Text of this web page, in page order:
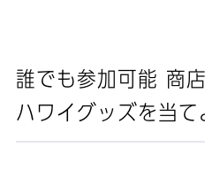
誰でも参加可能 商
ハワイグッズを当て